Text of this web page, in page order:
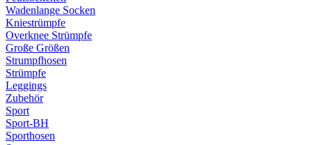
Wadenlange Socken
Kniestrümpfe
Overknee Strümpfe
Große Größen
Strumpfhosen
Strümpfe
Leggings
Zubehör
Sport
Sport-BH
Sporthosen